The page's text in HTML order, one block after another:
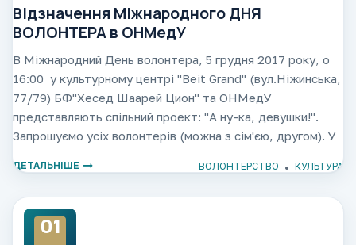
Відзначення Міжнародного ДНЯ
ВОЛОНТЕРА в ОНМедУ
В Міжнародний День волонтера, 5 грудня 2017 року, о
16:00 у культурному центрі "Beit Grand" (вул.Ніжинська,
77/79) БФ"Хесед Шаарей Цион" та ОНМедУ
представляють спільний проект: "А ну-ка, девушки!".
Запрошуємо усіх волонтерів (можна з сім'єю, другом). У
ВОЛОНТЕРСТВО КУЛЬТУРА
ДЕТАЛЬНІШЕ
01